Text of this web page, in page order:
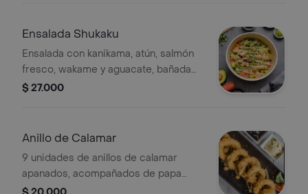
Ensalada Shukaku
Ensalada con kanikama, atún, salmón
fresco, wakame y aguacate, bañada
en salsa fuji y teriyaki, con semillas de
$ 27.000
Anillo de Calamar
9 unidades de anillos de calamar
apanados, acompañados de papa
francesa y salsas.